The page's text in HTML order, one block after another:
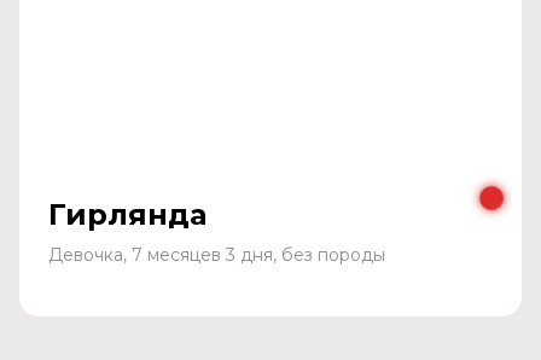
Гирлянда
Девочка, 7 месяцев 3 дня, без породы